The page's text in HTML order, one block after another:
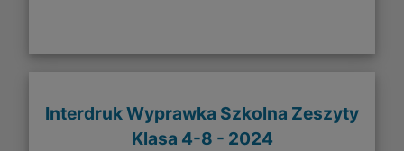
Interdruk Wyprawka Szkolna Zeszyty
Klasa 4-8 - 2024